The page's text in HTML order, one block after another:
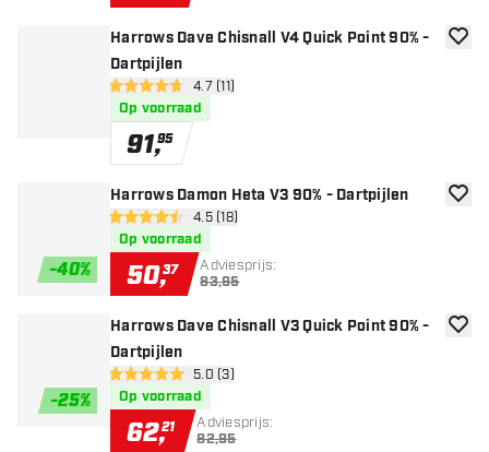
Harrows Dave Chisnall V4 Quick Point 90% -
Dartpijlen
open reviews drawer
4.7 score sterren4.7 (11)
Op voorraad
91,95
-40%
Harrows Damon Heta V3 90% - Dartpijlen
open reviews drawer
4.5 score sterren4.5 (18)
Op voorraad
50,37 Adviesprijs:
83,95
-25%
Harrows Dave Chisnall V3 Quick Point 90% -
Dartpijlen
open reviews drawer
5 score sterren5.0 (3)
Op voorraad
62,21 Adviesprijs:
82,95